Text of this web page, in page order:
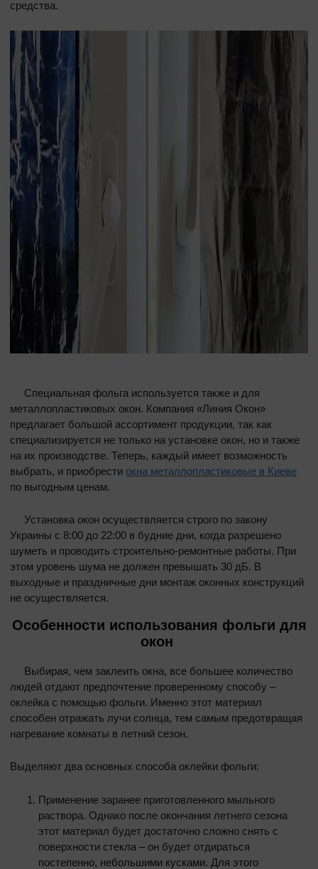
По назначению
Декор
Пластиковые окна
Ламинация окон
средства.
Специальная фольга используется также и для
металлопластиковых окон. Компания «Линия Окон»
предлагает большой ассортимент продукции, так как
специализируется не только на установке окон, но и также
на их производстве. Теперь, каждый имеет возможность
выбрать, и приобрести окна металлопластиковые в Киеве
по выгодным ценам.
Установка окон осуществляется строго по закону
Украины с 8:00 до 22:00 в будние дни, когда разрешено
шуметь и проводить строительно-ремонтные работы. При
этом уровень шума не должен превышать 30 дБ. В
выходные и праздничные дни монтаж оконных конструкций
не осуществляется.
Особенности использования фольги для
окон
Выбирая, чем заклеить окна, все большее количество
людей отдают предпочтение проверенному способу –
оклейка с помощью фольги. Именно этот материал
способен отражать лучи солнца, тем самым предотвращая
нагревание комнаты в летний сезон.
Выделяют два основных способа оклейки фольги:
Применение заранее приготовленного мыльного
раствора. Однако после окончания летнего сезона
этот материал будет достаточно сложно снять с
поверхности стекла – он будет отдираться
постепенно, небольшими кусками. Для этого